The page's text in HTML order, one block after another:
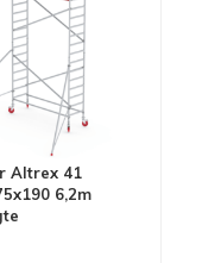
Altrex 41
6,2m